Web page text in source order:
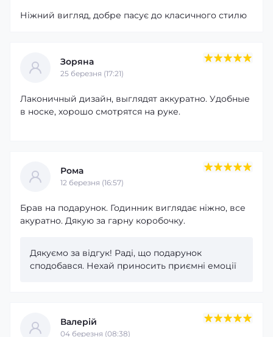
Ніжний вигляд, добре пасує до класичного стилю
Зоряна
25 березня (17:21)
Лаконичный дизайн, выглядят аккуратно. Удобные
в носке, хорошо смотрятся на руке.
Рома
12 березня (16:57)
Брав на подарунок. Годинник виглядає ніжно, все
акуратно. Дякую за гарну коробочку.
Дякуємо за відгук! Раді, що подарунок
сподобався. Нехай приносить приємні емоції
Валерій
04 березня (08:38)